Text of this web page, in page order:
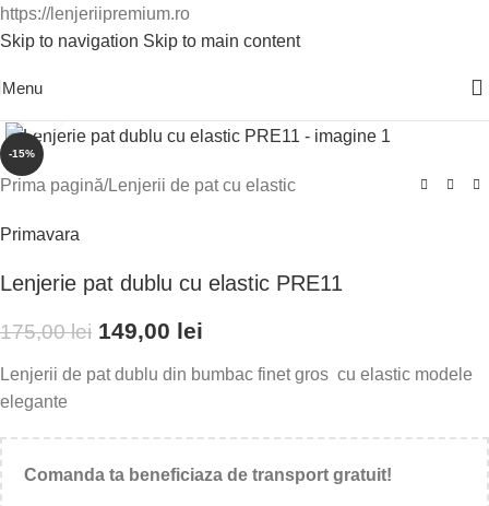
https://lenjeriipremium.ro
Skip to navigation Skip to main content
0763724226
Menu
-15%
Prima pagină/Lenjerii de pat cu elastic
Primavara
Lenjerie pat dublu cu elastic PRE11
175,00lei 149,00 lei
Lenjerii de pat dublu din bumbac finet gros cu elastic modele
elegante
Comanda ta beneficiaza de transport gratuit!